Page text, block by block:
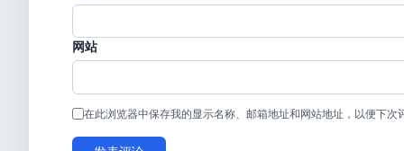
网站
在此浏览器中保存我的显示名称、邮箱地址和网站地址，以便下次